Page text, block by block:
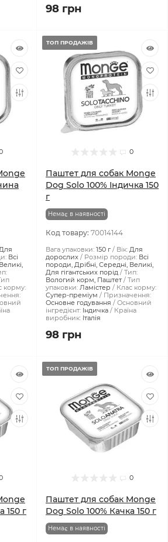
98 грн
Всі
корму:
ТОП ПРОДАЖІВ
0
Паштет для собак Monge
Dog Solo 100% Індичка 150
г
Немає в наявності
Код товару: 70014144
Вага упаковки: 150 г Вік: Для
дорослих
Розмір породи: Всі
породи, Дрібні, Середні, Великі,
Для гігантських порід
Тип:
Вологий корм, Паштет
Тип
упаковки: Ламістер
Клас корму:
Супер-преміум
Призначення:
Основне годування
Основний
інгредієнт: Індичка
Країна
виробник: Італія
98 грн
150 г
ТОП ПРОДАЖІВ
0
Паштет для собак Monge
Dog Solo 100% Качка 150 г
Немає в наявності